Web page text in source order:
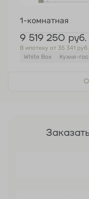
1-комнатная
9 519 250 руб.
В ипотеку от 35 341
White Box
Кухня-